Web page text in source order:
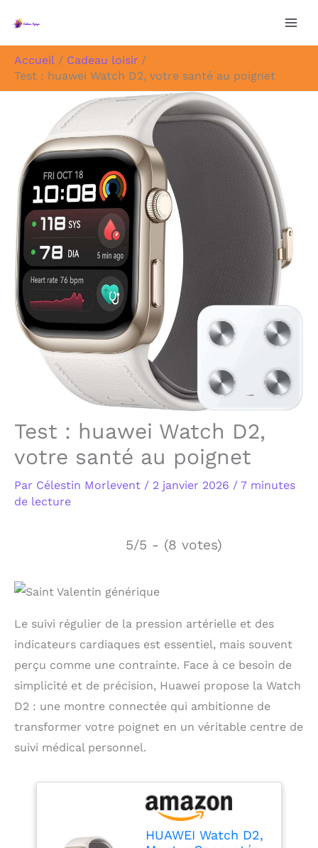
Accueil
Cadeau loisir
Test : huawei Watch D2, votre santé au poignet
Test : huawei Watch D2,
votre santé au poignet
Par Célestin Morlevent / 2 janvier 2026 / 7 minutes
de lecture
5/5 - (8 votes)
Le suivi régulier de la pression artérielle et des
indicateurs cardiaques est essentiel, mais souvent
perçu comme une contrainte. Face à ce besoin de
simplicité et de précision, Huawei propose la Watch
D2 : une montre connectée qui ambitionne de
transformer votre poignet en un véritable centre de
suivi médical personnel.
HUAWEI Watch D2,